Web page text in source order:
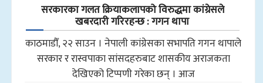
सरकारका गलत क्रियाकलापको विरुद्धमा कांग्रेसले
खबरदारी गरिरहन्छ : गगन थापा
काठमाडौँ, २२ साउन । नेपाली कांग्रेसका सभापति गगन थापाले
सरकार र रास्वपाका सांसदहरुबाट शासकीय अराजकता
देखिएको टिप्पणी गरेका छन् । आज